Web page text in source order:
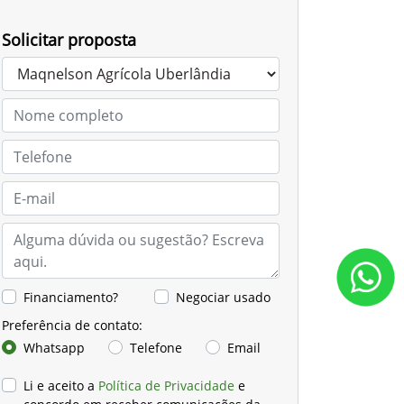
Solicitar proposta
Financiamento?
Negociar usado
Preferência de contato:
Whatsapp
Telefone Email
Li e aceito a Política de Privacidade e